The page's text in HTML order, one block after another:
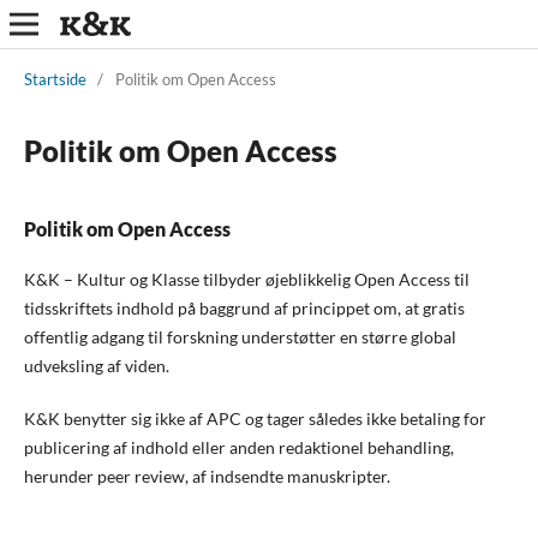
Startside / Politik om Open Access
Politik om Open Access
Politik om Open Access
K&K – Kultur og Klasse tilbyder øjeblikkelig Open Access til
tidsskriftets indhold på baggrund af princippet om, at gratis
offentlig adgang til forskning understøtter en større global
udveksling af viden.
K&K benytter sig ikke af APC og tager således ikke betaling for
publicering af indhold eller anden redaktionel behandling,
herunder peer review, af indsendte manuskripter.